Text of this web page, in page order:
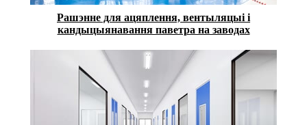
Рашэнне для ацяплення, вентыляцыі і
кандыцыянавання паветра на заводах